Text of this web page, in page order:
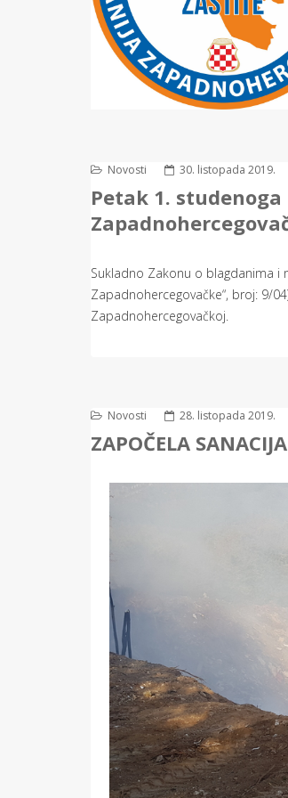
Novosti 30. listopada 2019.
Petak 1.
Sukladno Zakonu o blagdanima i
Zapadnohercegovačke“, broj: 9/
Zapadnohercegovačkoj.
Novosti 28. listopada 2019.
ZAPOČELA